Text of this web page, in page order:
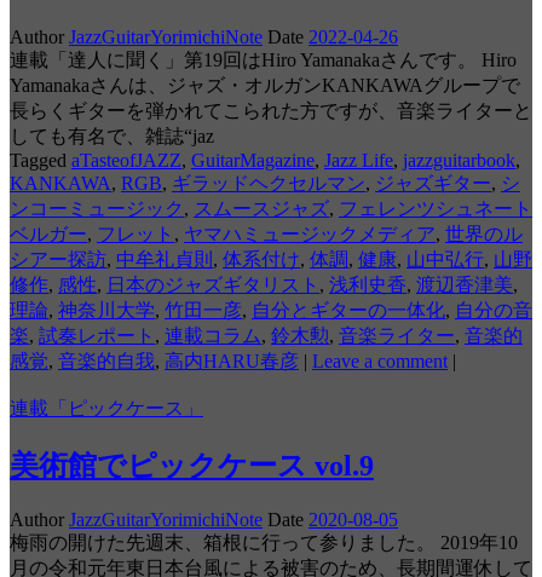
Author JazzGuitarYorimichiNote Date 2022-04-26
連載「達人に聞く」第19回はHiro Yamanakaさんです。 Hiro
Yamanakaさんは、ジャズ・オルガンKANKAWAグループで
長らくギターを弾かれてこられた方ですが、音楽ライターと
しても有名で、雑誌“jaz
Tagged aTasteofJAZZ, GuitarMagazine, Jazz Life, jazzguitarbook,
KANKAWA, RGB, ギラッドヘクセルマン, ジャズギター, シ
ンコーミュージック , スムースジャズ, フェレンツシュネート
ベルガー, フレット , ヤマハミュージックメディア, 世界のル
シアー探訪, 中牟礼貞則 , 体系付け, 体調, 健康, 山中弘行, 山野
修作, 感性, 日本のジャズギタリスト , 浅利史香, 渡辺香津美,
理論, 神奈川大学, 竹田一彦, 自分とギターの一体化, 自分の音
楽, 試奏レポート , 連載コラム, 鈴木勲, 音楽ライター, 音楽的
感覚, 音楽的自我, 高内HARU春彦 | Leave a comment |
連載「ピックケース」
美術館でピックケース vol.9
Author JazzGuitarYorimichiNote Date 2020-08-05
梅雨の開けた先週末、箱根に行って参りました。 2019年10
月の令和元年東日本台風による被害のため、長期間運休して